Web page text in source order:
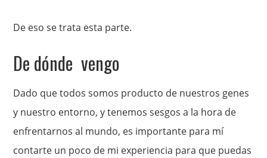
De eso se trata esta parte.
De dónde vengo
Dado que todos somos producto de nuestros genes
y nuestro entorno, y tenemos sesgos a la hora de
enfrentarnos al mundo, es importante para mí
contarte un poco de mi experiencia para que puedas